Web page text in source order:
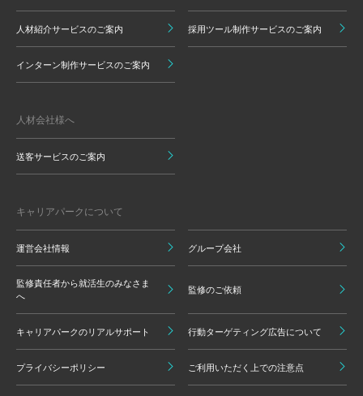
人材紹介サービスのご案内 採用ツール制作サービスのご案内
インターン制作サービスのご案内
人材会社様へ
送客サービスのご案内
キャリアパークについて
運営会社情報 グループ会社
監修責任者から就活生のみなさま
へ
監修のご依頼
キャリアパークのリアルサポート 行動ターゲティング広告について
プライバシーポリシー ご利用いただく上での注意点